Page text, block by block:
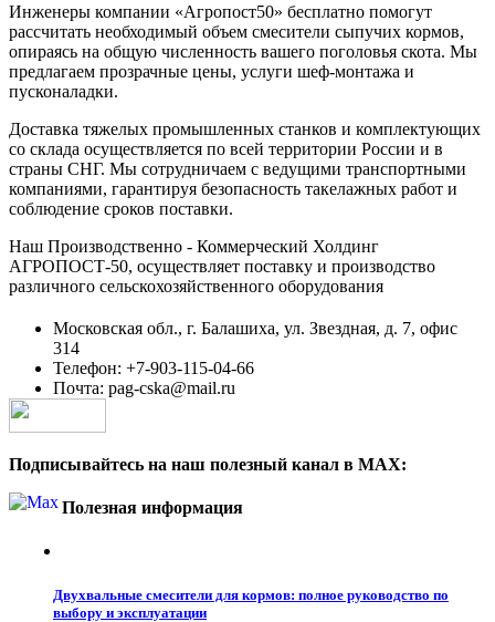
Инженеры компании «Агропост50» бесплатно помогут
рассчитать необходимый объем смесители сыпучих кормов,
опираясь на общую численность вашего поголовья скота. Мы
предлагаем прозрачные цены, услуги шеф-монтажа и
пусконаладки.
Доставка тяжелых промышленных станков и комплектующих
со склада осуществляется по всей территории России и в
страны СНГ. Мы сотрудничаем с ведущими транспортными
компаниями, гарантируя безопасность такелажных работ и
соблюдение сроков поставки.
Наш Производственно - Коммерческий Холдинг
АГРОПОСТ-50, осуществляет поставку и производство
различного сельскохозяйственного оборудования
Московская обл., г. Балашиха, ул. Звездная, д. 7, офис
314
Телефон: +7-903-115-04-66
Почта: pag-cska@mail.ru
Подписывайтесь на наш полезный канал в MAX:
Полезная информация
Двухвальные смесители для кормов: полное руководство по
выбору и эксплуатации